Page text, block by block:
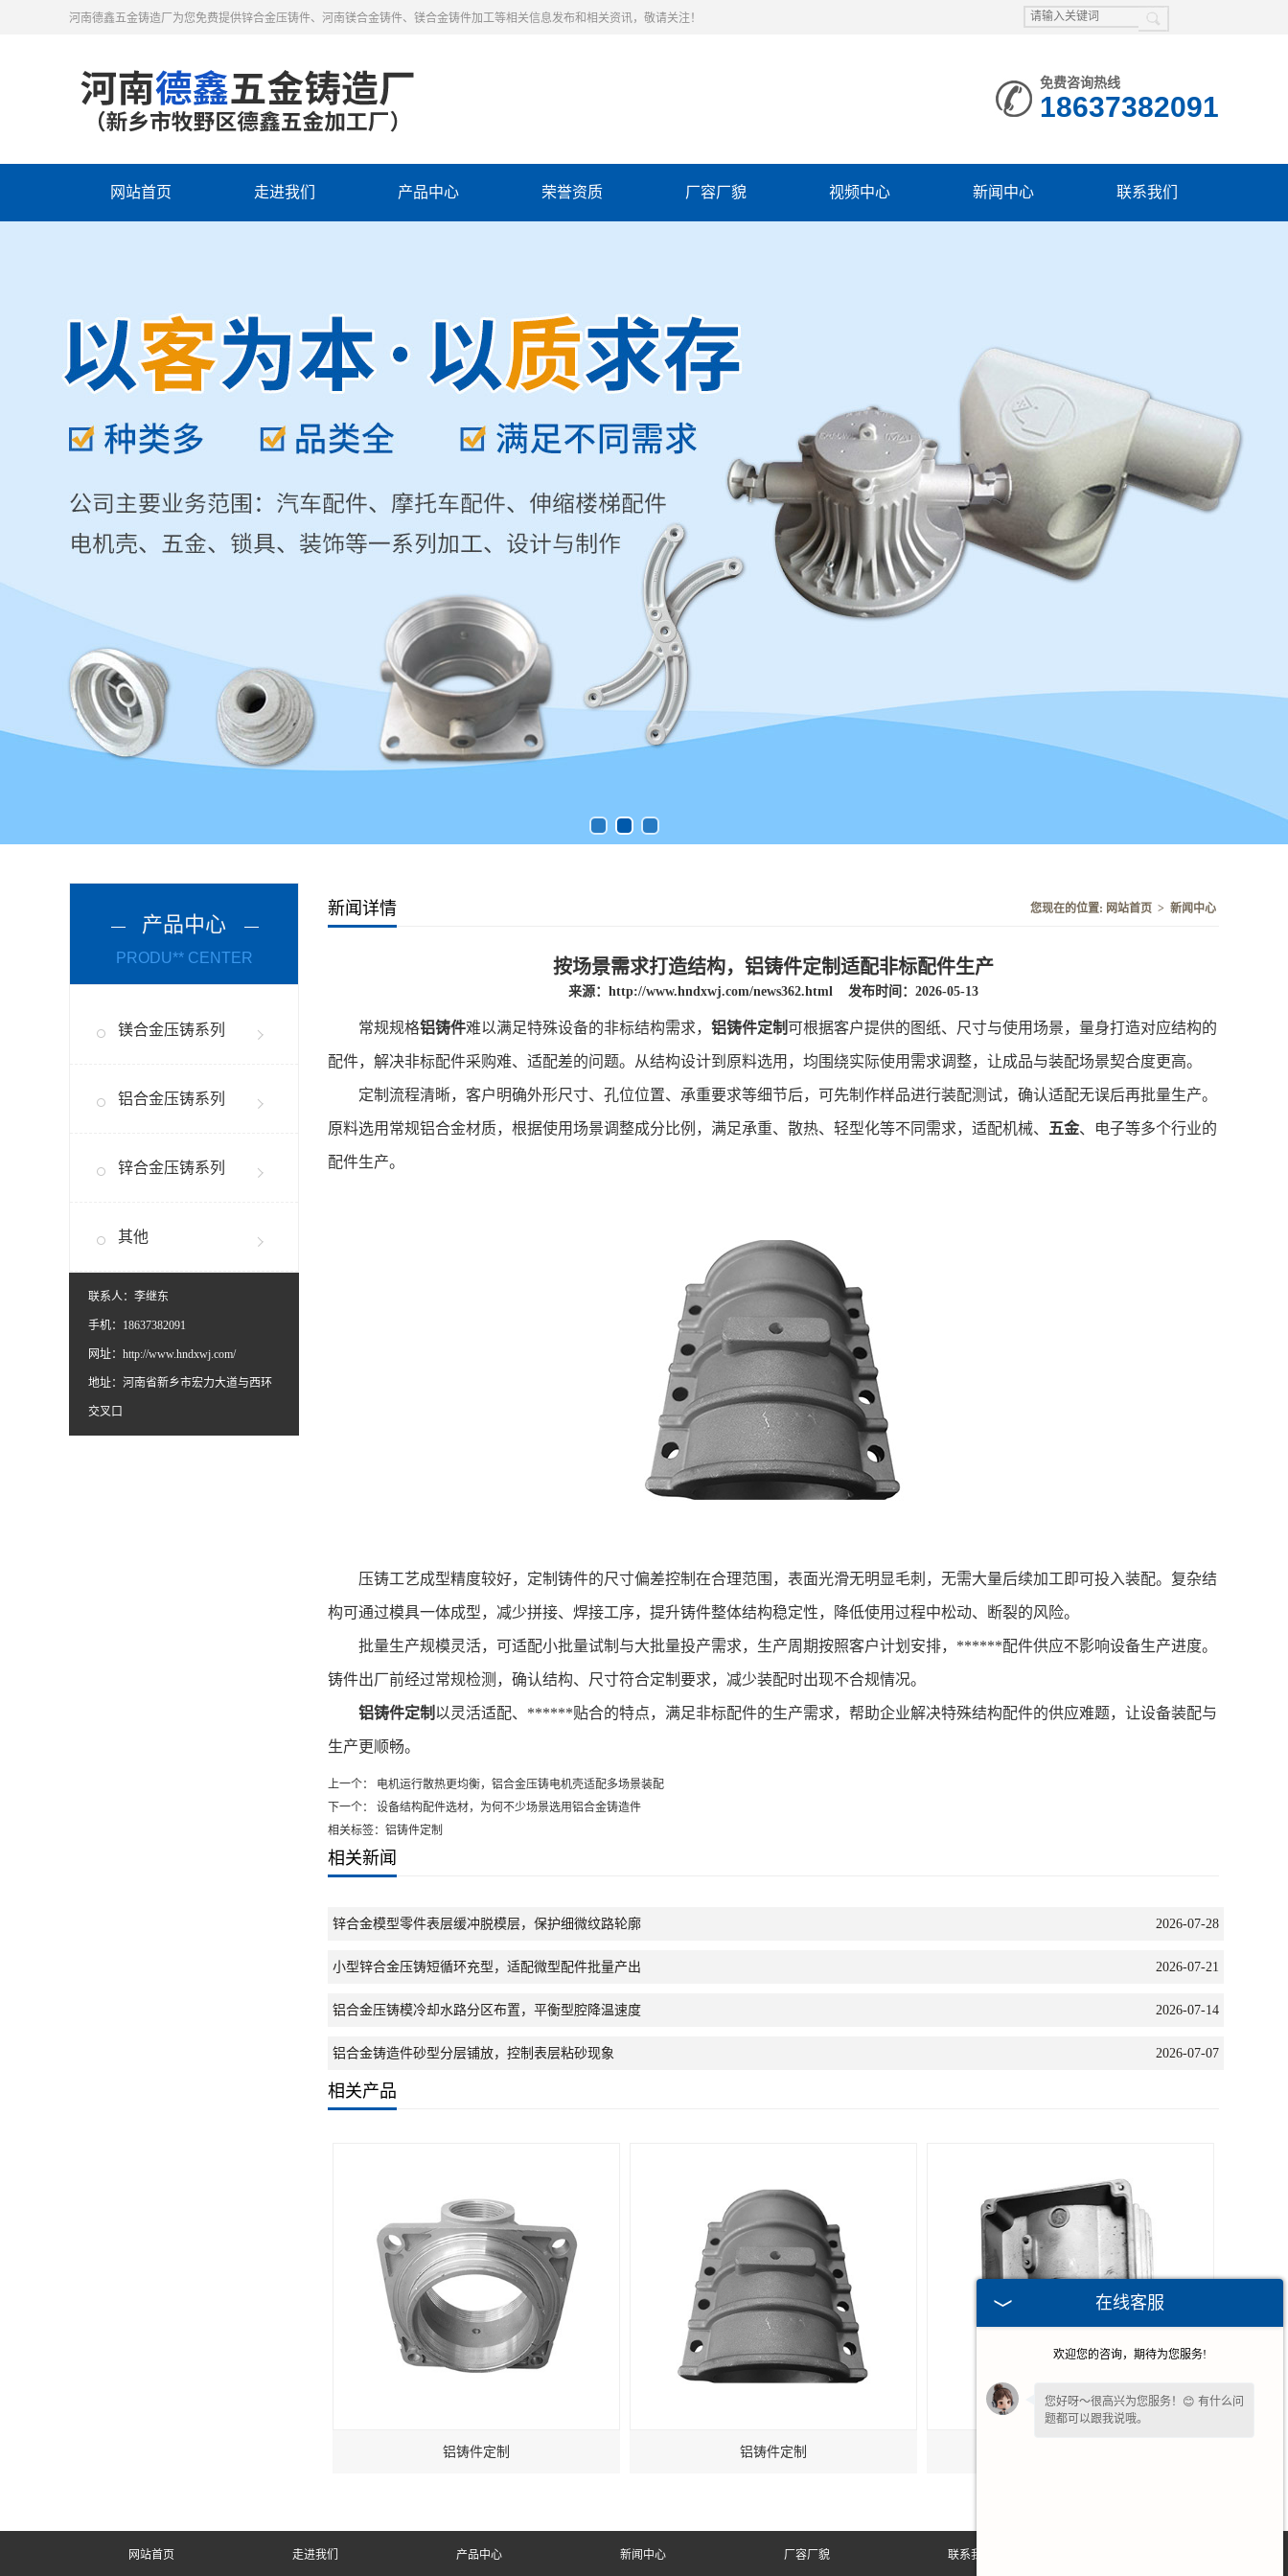
河南德鑫五金铸造厂为您免费提供锌合金压铸件、河南镁合金铸件、镁合金铸件加工等相关信息发布和相关资讯，敬请关注！
免费咨询热线
18637382091
网站首页 走进我们 产品中心 荣誉资质 厂容厂貌 视频中心 新闻中心 联系我们
产品中心
PRODU** CENTER
镁合金压铸系列
铝合金压铸系列
锌合金压铸系列
其他
联系人：李继东
手机：18637382091
网址： http://www.hndxwj.com/
地址：河南省新乡市宏力大道与西环
交叉口
新闻详情 您现在的位置: 网站首页 > 新闻中心
按场景需求打造结构，铝铸件定制适配非标配件生产
来源： http://www.hndxwj.com/news362.html 发布时间：2026-05-13
常规规格铝铸件难以满足特殊设备的非标结构需求， 铝铸件定制 可根据客户提供的图纸、尺寸与使用场景，量身打造对应结构的
配件，解决非标配件采购难、适配差的问题。从结构设计到原料选用，均围绕实际使用需求调整，让成品与装配场景契合度更高。
定制流程清晰，客户明确外形尺寸、孔位位置、承重要求等细节后，可先制作样品进行装配测试，确认适配无误后再批量生产。
原料选用常规铝合金材质，根据使用场景调整成分比例，满足承重、散热、轻型化等不同需求，适配机械、 五金、电子等多个行业的
配件生产。
压铸工艺成型精度较好，定制铸件的尺寸偏差控制在合理范围，表面光滑无明显毛刺，无需大量后续加工即可投入装配。复杂结
构可通过模具一体成型，减少拼接、焊接工序，提升铸件整体结构稳定性，降低使用过程中松动、断裂的风险。
批量生产规模灵活，可适配小批量试制与大批量投产需求，生产周期按照客户计划安排，******配件供应不影响设备生产进度。
铸件出厂前经过常规检测，确认结构、尺寸符合定制要求，减少装配时出现不合规情况。
铝铸件定制 以灵活适配、******贴合的特点，满足非标配件的生产需求，帮助企业解决特殊结构配件的供应难题，让设备装配与
生产更顺畅。
上一个：
电机运行散热更均衡，铝合金压铸电机壳适配多场景装配
下一个：
设备结构配件选材，为何不少场景选用铝合金铸造件
相关标签：铝铸件定制
相关新闻
锌合金模型零件表层缓冲脱模层，保护细微纹路轮廓 2026-07-28
小型锌合金压铸短循环充型，适配微型配件批量产出 2026-07-21
铝合金压铸模冷却水路分区布置，平衡型腔降温速度 2026-07-14
铝合金铸造件砂型分层铺放，控制表层粘砂现象 2026-07-07
相关产品
铝铸件定制 铝铸件定制
网站首页 走进我们 产品中心 新闻中心 厂容厂貌 联系我们
在线客服
欢迎您的咨询，期待为您服务!
您好呀～很高兴为您服务！😊 有什么问
题都可以跟我说哦。